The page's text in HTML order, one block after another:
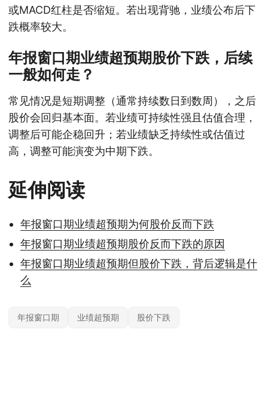
或MACD红柱是否缩短。若出现背驰，业绩公布后下
跌概率较大。
年报窗口期业绩超预期股价下跌，后续
一般如何走？
常见情况是短期调整（通常持续数日到数周），之后
股价会回归基本面。若业绩可持续性强且估值合理，
调整后可能企稳回升；若业绩缺乏持续性或估值过
高，调整可能演变为中期下跌。
延伸阅读
年报窗口期业绩超预期为何股价反而下跌
年报窗口期业绩超预期股价反而下跌的原因
年报窗口期业绩超预期但股价下跌，背后逻辑是什
么
年报窗口期 业绩超预期 股价下跌